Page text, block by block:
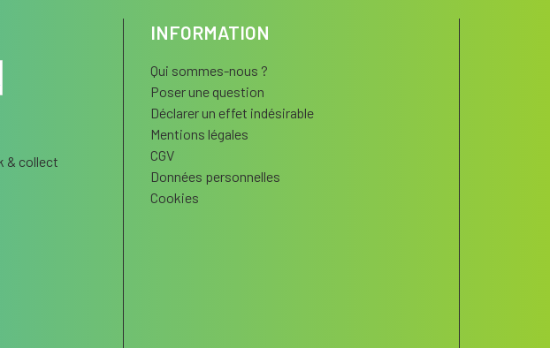
& collect
INFORMATION
Qui sommes-nous ?
Poser une question
Déclarer un effet indésirable
Mentions légales
CGV
Données personnelles
Cookies